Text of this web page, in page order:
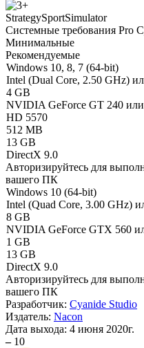
StrategySportSimulator
Системные требования Pro
Минимальные
Рекомендуемые
Windows 10, 8, 7 (64-bit)
Intel (Dual Core, 2.50 GHz)
4 GB
NVIDIA GeForce GT 240
HD 5570
512 MB
13 GB
DirectX 9.0
Авторизируйтесь для
вашего ПК
Windows 10 (64-bit)
Intel (Quad Сore, 3.00 GHz)
8 GB
NVIDIA GeForce GTX 560
1 GB
13 GB
DirectX 9.0
Авторизируйтесь для
вашего ПК
Разработчик: Cyanide Studio
Издатель: Nacon
Дата выхода: 4 июня 2020г.
– 10